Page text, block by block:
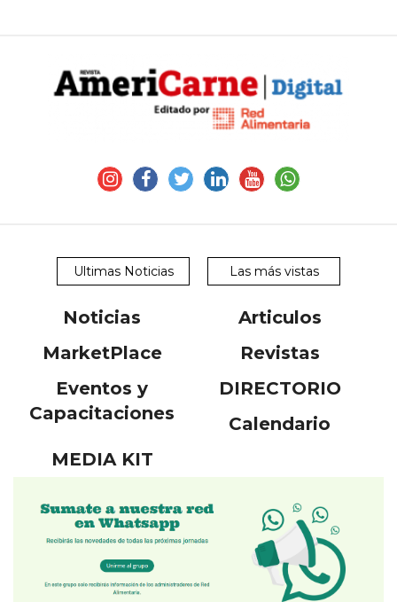
Ultimas Noticias Las más vistas
Noticias
Articulos
MarketPlace
Revistas
Eventos y
Capacitaciones
DIRECTORIO
Calendario
MEDIA KIT